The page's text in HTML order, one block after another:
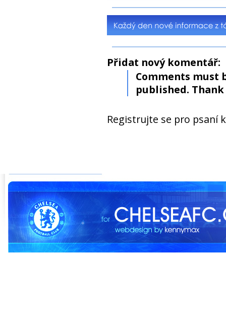
Přidat nový komentář:
Comments must
published. Thank
Registrujte se pro psaní